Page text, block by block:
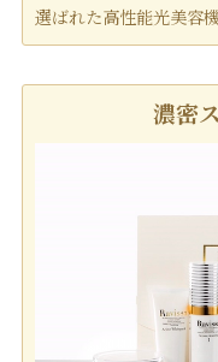
選ばれた高性能光美容
濃密